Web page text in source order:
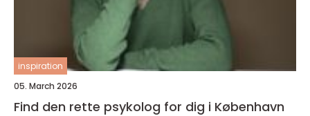
inspiration
05. March 2026
Find den rette psykolog for dig i København